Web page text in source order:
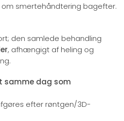
smertehåndtering bagefter.
den samlede behandling
, afhængigt af heling og
samme dag som
efter røntgen/3D-